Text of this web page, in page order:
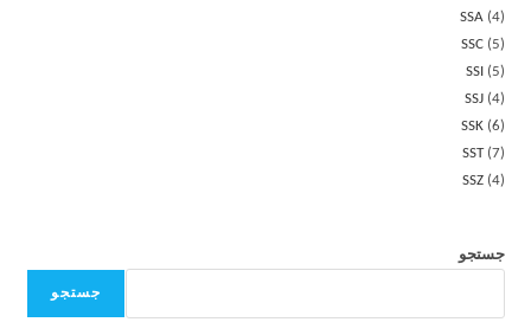
SSA 4
SSC
5
SSI
5
SSJ 4
SSK 6
SST 7
SSZ 4
جستجو
جستجو